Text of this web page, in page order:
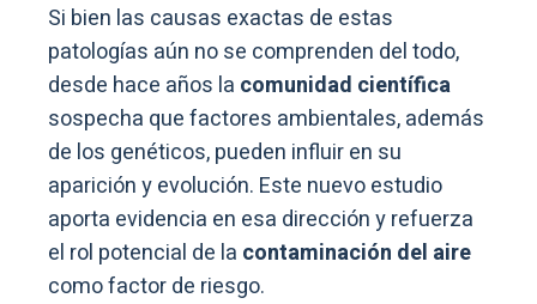
Si bien las causas exactas de estas
patologías aún no se comprenden del todo,
desde hace años la comunidad científica
sospecha que factores ambientales, además
de los genéticos, pueden influir en su
aparición y evolución. Este nuevo estudio
aporta evidencia en esa dirección y refuerza
el rol potencial de la contaminación del aire
como factor de riesgo.